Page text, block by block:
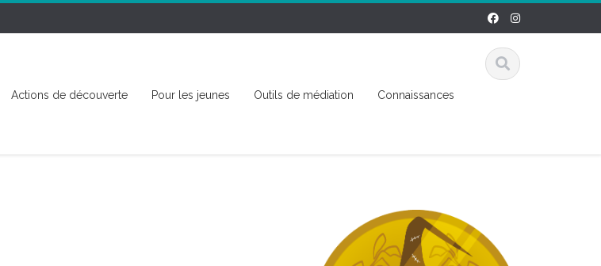
Actions de découverte Pour les jeunes Outils de médiation Connaissances